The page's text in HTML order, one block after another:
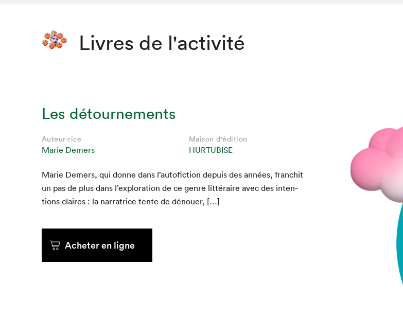
Que cherchez-vous?
Livres de l'activité
Les détournements
Auteur·rice
Marie Demers
Maison d'édition
HURTUBISE
Marie Demers, qui donne dans l’autofiction depuis des années, fran­chit
un pas de plus dans l’exploration de ce genre lit­téraire avec des inten­
tions claires : la nar­ra­trice tente de dénouer, […]
Acheter en ligne